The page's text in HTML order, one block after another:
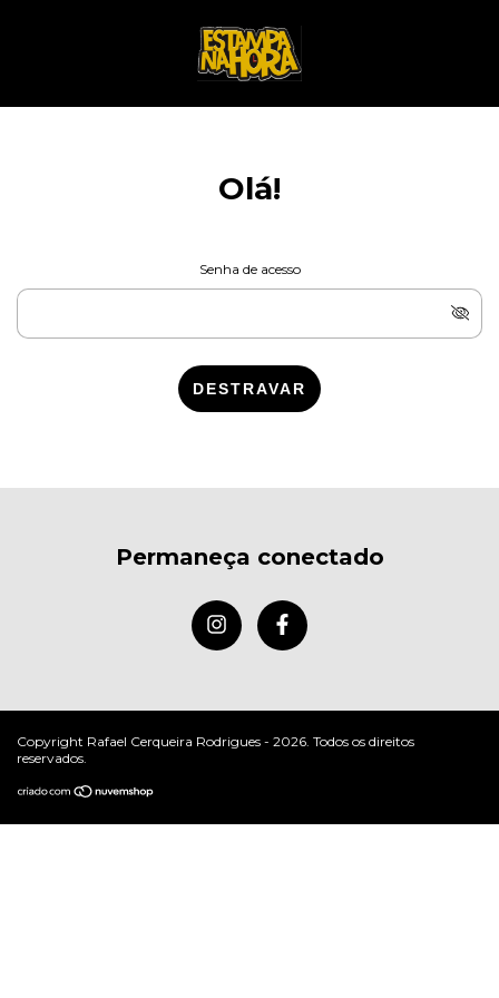
Olá!
Senha de acesso
DESTRAVAR
Permaneça conectado
Copyright Rafael Cerqueira Rodrigues - 2026. Todos os direitos
reservados.